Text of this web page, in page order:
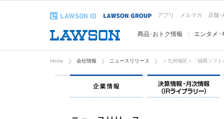
アプリ メルマガ 店舗･
商品･おトク情報 エンタメ･
Home 会社情報 ニュースリリース ＜九州地区＞「福岡ソフ
企業情報